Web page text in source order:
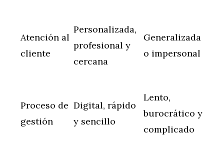
Atención al
cliente
Personalizada,
profesional y
cercana
Generalizada
o impersonal
Proceso de
gestión
Digital, rápido
y sencillo
Lento,
burocrático y
complicado